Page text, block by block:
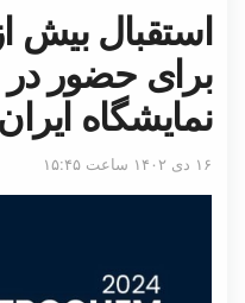
برای حضور
نمایشگاه
۱۶ دی ۱۴۰۲ ساعت ۱۵:۴۵